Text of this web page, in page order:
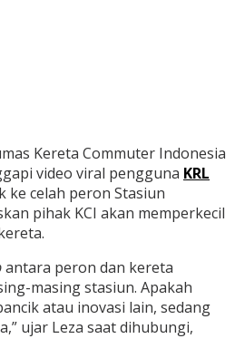
Kereta Commuter Indonesia
video viral pengguna KRL
ke celah peron Stasiun
pihak KCI akan memperkecil
antara peron dan kereta
masing stasiun. Apakah
atau inovasi lain, sedang
ujar Leza saat dihubungi,